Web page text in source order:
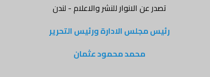
تصدر عن الانوار للنشر والاعلام - لندن
رئيس مجلس الادارة ورئيس التحرير
محمد محمود عثمان